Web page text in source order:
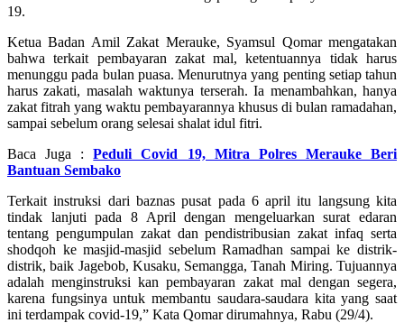
19.
Ketua Badan Amil Zakat Merauke, Syamsul Qomar mengatakan
bahwa terkait pembayaran zakat mal, ketentuannya tidak harus
menunggu pada bulan puasa. Menurutnya yang penting setiap tahun
harus zakati, masalah waktunya terserah. Ia menambahkan, hanya
zakat fitrah yang waktu pembayarannya khusus di bulan ramadahan,
sampai sebelum orang selesai shalat idul fitri.
Baca Juga :Peduli Covid 19, Mitra Polres Merauke Beri
Bantuan Sembako
Terkait instruksi dari baznas pusat pada 6 april itu langsung kita
tindak lanjuti pada 8 April dengan mengeluarkan surat edaran
tentang pengumpulan zakat dan pendistribusian zakat infaq serta
shodqoh ke masjid-masjid sebelum Ramadhan sampai ke distrik-
distrik, baik Jagebob, Kusaku, Semangga, Tanah Miring. Tujuannya
adalah menginstruksi kan pembayaran zakat mal dengan segera,
karena fungsinya untuk membantu saudara-saudara kita yang saat
ini terdampak covid-19,” Kata Qomar dirumahnya, Rabu (29/4).